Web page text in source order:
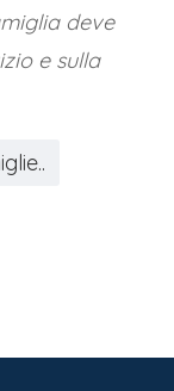
deve
e sulla